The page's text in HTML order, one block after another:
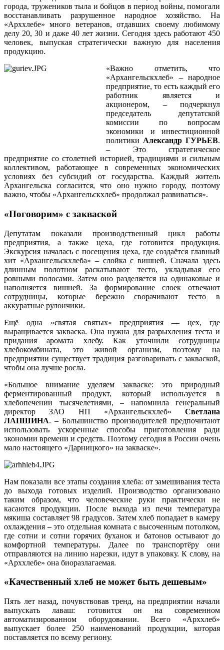
города, тружеников тыла и бойцов в период войны, помогали
восстанавливать разрушенное народное хозяйство. На
«Арххлебе» много ветеранов, отдавших своему любимому
делу 20, 30 и даже 40 лет жизни. Сегодня здесь работают 450
человек, выпуская стратегически важную для населения
продукцию.
«Важно отметить, что
«Архангельскхлеб» – народное
предприятие, то есть каждый его
работник является и
акционером, – подчеркнул
председатель депутатской
комиссии по вопросам
экономики и инвестиционной
политики Александр ГУРЬЕВ.
– Это стратегическое
предприятие со столетней историей, традициями и сильным
коллективом, работающее в современных экономических
условиях без субсидий от государства. Каждый житель
Архангельска согласится, что оно нужно городу, поэтому
важно, чтобы «Архангельскхлеб» продолжал развиваться».
«Поговорим» с закваской
Депутатам показали производственный цикл работы
предприятия, а также цеха, где готовится продукция.
Экскурсия началась с посещения цеха, где создаётся главный
хит «Архангельскхлеба» – слойка с вишней. Сначала здесь
длинным полотном раскатывают тесто, укладывая его
ровными полосами. Затем оно разделяется на одинаковые и
наполняется вишней. За формирование слоек отвечают
сотрудницы, которые бережно сворачивают тесто в
аккуратные рулончики.
Ещё одна «святая святых» предприятия — цех, где
выращивается закваска. Она нужна для разрыхления теста и
придания аромата хлебу. Как уточнили сотрудницы
хлебокомбината, это живой организм, поэтому на
предприятии существует традиция разговаривать с закваской,
чтобы она лучше росла.
«Большое внимание уделяем закваске: это природный
ферментированный продукт, который используется в
хлебопечении тысячелетиями, – напомнила генеральный
директор ЗАО НП «Архангельскхлеб» Светлана
ЛАПШИНА. – Большинство производителей предпочитают
использовать ускоренные способы приготовления ради
экономии времени и средств. Поэтому сегодня в России очень
мало настоящего «Дарницкого» на закваске».
Нам показали все этапы создания хлеба: от замешивания теста
до выхода готовых изделий. Производство организовано
таким образом, что человеческие руки практически не
касаются продукции. После выхода из печи температура
мякиша составляет 98 градусов. Затем хлеб попадает в камеру
охлаждения – это отдельная комната с высоченным потолком,
где сотни и сотни горячих буханок и батонов остывают до
комфортной температуры. Далее по транспортёру они
отправляются на линию нарезки, идут в упаковку. К слову, на
«Арххлебе» она биоразлагаемая.
«Качественный хлеб не может быть дешевым»
Пять лет назад, почувствовав тренд, на предприятии начали
выпускать лаваш: готовится он на современном
автоматизированном оборудовании. Всего «Арххлеб»
выпускает более 250 наименований продукции, которая
поставляется по всему региону.